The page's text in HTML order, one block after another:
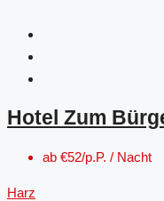
Hotel Zum
ab €52/p.P. / Nacht
Harz